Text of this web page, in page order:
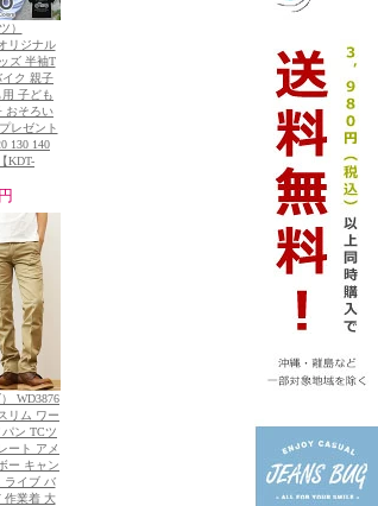
）
リジナル
ズ 半袖T
イク 親子
子ども
おそろい
レゼント
130 140
KDT-
WD3876
リム ワー
ン TCツ
ート アメ
ー キャン
ライブ バ
作業着 大